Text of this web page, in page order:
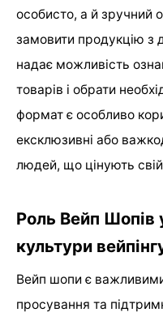
особисто, а й зручний
замовити продукцію з
надає можливість
товарів і обрати
формат є особливо
ексклюзивні або
людей, що цінують
Роль Вейп Шопів
культури
Вейп шопи є
просування та